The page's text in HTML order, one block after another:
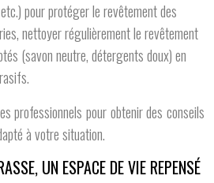
pour protéger le revêtement des
nettoyer régulièrement le revêtement
(savon neutre, détergents doux) en
professionnels pour obtenir des conseils
à votre situation.
UN ESPACE DE VIE REPENSÉ